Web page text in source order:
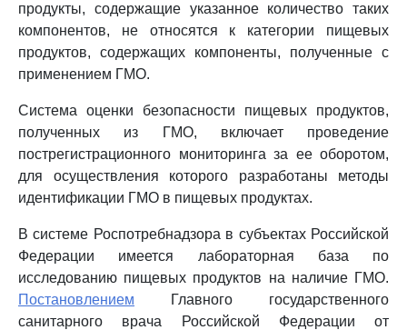
продукты, содержащие указанное количество таких
компонентов, не относятся к категории пищевых
продуктов, содержащих компоненты, полученные с
применением ГМО.
Система оценки безопасности пищевых продуктов,
полученных из ГМО, включает проведение
пострегистрационного мониторинга за ее оборотом,
для осуществления которого разработаны методы
идентификации ГМО в пищевых продуктах.
В системе Роспотребнадзора в субъектах Российской
Федерации имеется лабораторная база по
исследованию пищевых продуктов на наличие ГМО.
Постановлением Главного государственного
санитарного врача Российской Федерации от